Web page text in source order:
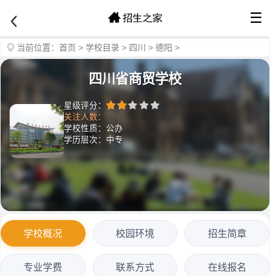
☰
当前位置： 首页 > 学校目录 > 四川 > 德阳 >
四川省商贸学校
星级评分：
关注人数：
学校性质：公办
学历层次：中专
学校概况 校园环境 招生简章
专业学费 联系方式 在线报名